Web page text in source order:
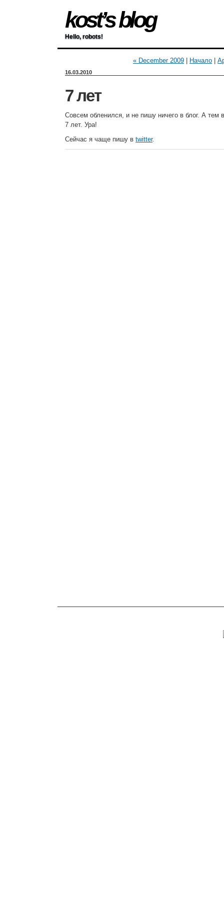
kost’s blog
Hello, robots!
« December 2009 Начало
16.03.2010
7 лет
Совсем обленился, и не пишу ничего в блог. А тем
7 лет. Ура!
Сейчас я чаще пишу в twitter.